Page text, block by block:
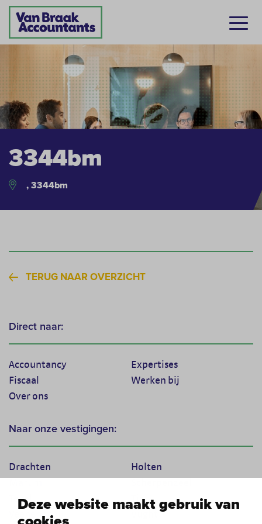
Deze website maakt gebruik van
3344bm
, 3344bm
TERUG NAAR OVERZICHT
Direct naar:
Accountancy
Expertises
Fiscaal
Werken bij
Over ons
Naar onze vestigingen:
Drachten
Holten
Texel
Tiel
Veenendaal